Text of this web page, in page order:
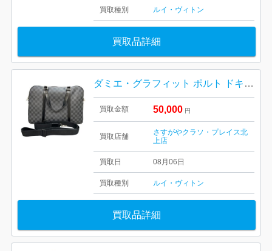
買取種別 ルイ・ヴィトン
買取品詳細
ダミエ・グラフィット ポルト ドキュマン・ヴォワヤージュ 2WAYブリーフケースをお買取りいたしました！
買取金額 50,000 円
買取店舗
さすがやクラソ・プレイス北
上店
買取日 08月06日
買取種別 ルイ・ヴィトン
買取品詳細